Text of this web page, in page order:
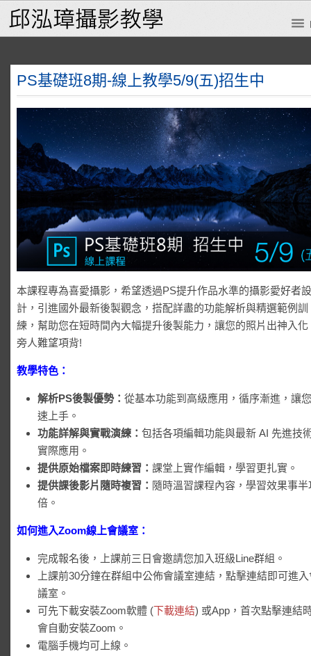
PS基礎班8期-線上教學5/9(五)招生中
本課程專為喜愛攝影，希望透過PS提升作品水準的攝影愛好者
計，引進國外最新後製觀念，搭配詳盡的功能解析與精選範例訓
練，幫助您在短時間內大幅提升後製能力，讓您的照片出神入化
旁人難望項背!
教學特色：
解析PS後製優勢：從基本功能到高級應用，循序漸進，讓
速上手。
功能詳解與實戰演練：包括各項編輯功能與最新 AI 先進技
實際應用。
提供原始檔案即時練習：課堂上實作編輯，學習更扎實。
提供課後影片隨時複習： 隨時溫習課程內容，學習效果事半
倍。
如何進入Zoom線上會議室：
完成報名後，上課前三日會邀請您加入班級Line群組。
上課前30分鐘在群組中公佈會議室連結，點擊連結即可進
議室。
可先下載安裝Zoom軟體 (下載連結) 或App，首次點擊連結
會自動安裝Zoom。
電腦手機均可上線。